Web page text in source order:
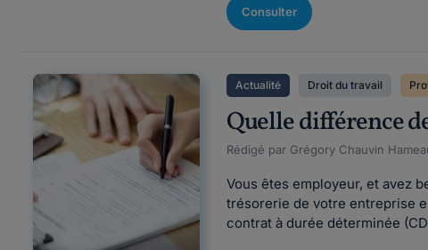
Consulter
Actualité Droit du travail
Quelle différence
Rédigé par Grégory Chauvin
Vous êtes employeur, et avez
trésorerie de votre entreprise
contrat à durée déterminée